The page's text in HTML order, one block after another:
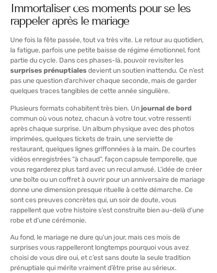
Immortaliser ces moments pour se les
rappeler après le mariage
Une fois la fête passée, tout va très vite. Le retour au quotidien,
la fatigue, parfois une petite baisse de régime émotionnel, font
partie du cycle. Dans ces phases-là, pouvoir revisiter les
surprises prénuptialesdevient un soutien inattendu. Ce n’est
pas une question d’archiver chaque seconde, mais de garder
quelques traces tangibles de cette année singulière.
Plusieurs formats cohabitent très bien. Un journal de bord
commun où vous notez, chacun à votre tour, votre ressenti
après chaque surprise. Un album physique avec des photos
imprimées, quelques tickets de train, une serviette de
restaurant, quelques lignes griffonnées à la main. De courtes
vidéos enregistrées “à chaud”, façon capsule temporelle, que
vous regarderez plus tard avec un recul amusé. L’idée de créer
une boîte ou un coffret à ouvrir pour un anniversaire de mariage
donne une dimension presque rituelle à cette démarche. Ce
sont ces preuves concrètes qui, un soir de doute, vous
rappellent que votre histoire s’est construite bien au-delà d’une
robe et d’une cérémonie.
Au fond, le mariage ne dure qu’un jour, mais ces mois de
surprises vous rappelleront longtemps pourquoi vous avez
choisi de vous dire oui, et c’est sans doute la seule tradition
prénuptiale qui mérite vraiment d’être prise au sérieux.